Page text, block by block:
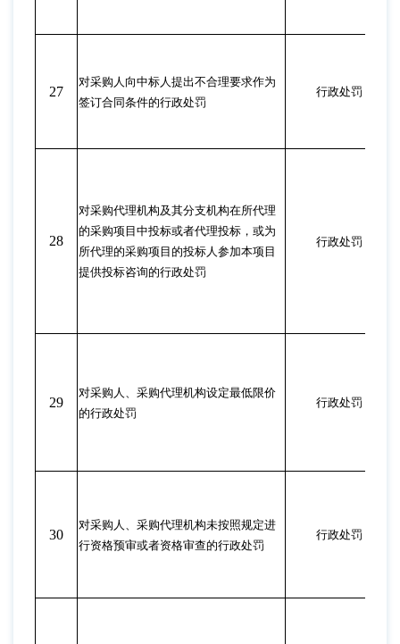
27
对采购人向中标人提出不合理要求作为
签订合同条件的行政处罚
行政处罚
28
对采购代理机构及其分支机构在所代理
的采购项目中投标或者代理投标，或为
所代理的采购项目的投标人参加本项目
提供投标咨询的行政处罚
行政处罚
29
对采购人、采购代理机构设定最低限价
的行政处罚
行政处罚
30
对采购人、采购代理机构未按照规定进
行资格预审或者资格审查的行政处罚
行政处罚